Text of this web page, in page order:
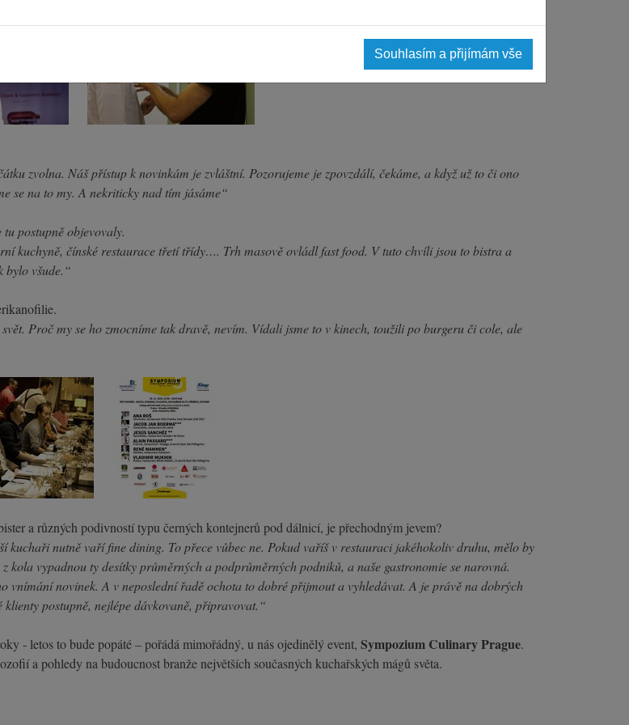
zvolna. Náš přístup k novinkám je zvláštní. Pozorujeme je zpovzdálí, čekáme, a když už to či ono
se na to my. A nekriticky nad tím jásáme“
postupně objevovaly.
kuchyně, čínské restaurace třetí třídy…. Trh masově ovládl fast food. V tuto chvíli jsou to bistra a
bylo všude.“
Proč my se ho zmocníme tak dravě, nevím. Vídali jsme to v kinech, toužili po burgeru či cole, ale
a různých podivností typu černých kontejnerů pod dálnicí, je přechodným jevem?
kuchaři nutně vaří fine dining. To přece vůbec ne. Pokud vaříš v restauraci jakéhokoliv druhu, mělo by
kola vypadnou ty desítky průměrných a podprůměrných podniků, a naše gastronomie se narovná.
vnímání novinek. A v neposlední řadě ochota to dobré přijmout a vyhledávat. A je právě na dobrých
postupně, nejlépe dávkovaně, připravovat.“
- letos to bude popáté – pořádá mimořádný, u nás ojedinělý event, Sympozium Culinary Prague.
a pohledy na budoucnost branže největších současných kuchařských mágů světa.
Souhlasím a přijímám vše